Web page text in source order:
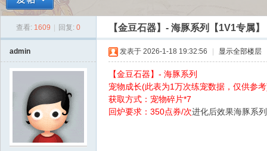
» › ›
查看: 1609 回复: 0 【金豆石器】- 海豚系列【1V1专属】
admin 发表于 2026-1-18 19:32:56 显示全部楼层
【金豆石器】- 海豚系列
宠物成长(此表为1万次练宠数据，仅供参
获取方式：宠物碎片*7
回炉要求：350点券/次进化后效果海豚系